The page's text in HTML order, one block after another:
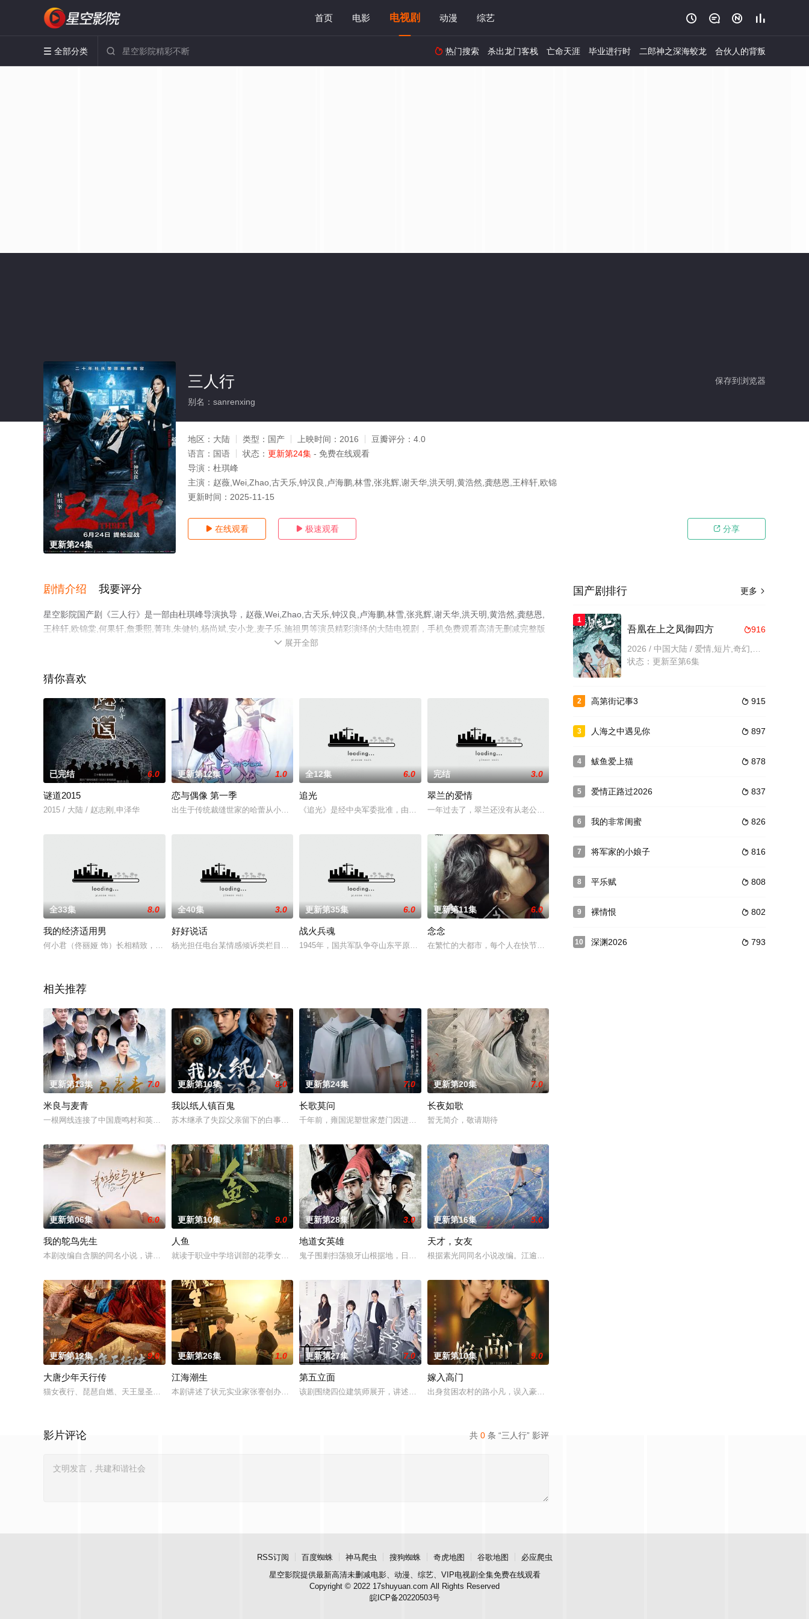
首页 电影 电视剧 动漫 综艺    
 全部分类   热门搜索 杀出龙门客栈 亡命天涯 毕业进行时 二郎神之深海蛟龙 合伙人的背叛
更新第24集
保存到浏览器
三人行
别名：sanrenxing
地区： 大陆 类型： 国产 上映时间： 2016 豆瓣评分： 4.0
语言： 国语 状态： 更新第24集 - 免费在线观看
导演： 杜琪峰
主演： 赵薇,Wei,Zhao,古天乐,钟汉良,卢海鹏,林雪,张兆辉,谢天华,洪天明,黄浩然,龚慈恩,王梓轩,欧锦
更新时间： 2025-11-15
 在线观看  极速观看  分享
剧情介绍 我要评分
星空影院国产剧《三人行》是一部由杜琪峰导演执导，赵薇,Wei,Zhao,古天乐,钟汉良,卢海鹏,林雪,张兆辉,谢天华,洪天明,黄浩然,龚慈恩,
王梓轩,欧锦棠,何果轩,詹秉熙,菁玮,朱健钧,杨尚斌,安小龙,麦子乐,施祖男等演员精彩演绎的大陆电视剧，手机免费观看高清无删减完整版
电视剧全集就上星空电影网，更多相关信息可移步至豆瓣电视剧、电视猫或剧情网等平台了解。
 展开全部
猜你喜欢
已完结 6.0
谜道2015
2015 / 大陆 / 赵志刚,申泽华
更新第12集 1.0
恋与偶像 第一季
出生于传统裁缝世家的哈蕾从小梦想成为芭蕾舞者，可缺少天赋的她始终被周围人认定是“飞不起来的丑小鸭”。机缘巧合下
全12集 6.0
追光
《追光》是经中央军委批准，由中央广播电视总台、中央网信办、中央军委政治工作部联合出品的思想解读类融媒体特别节目
完结 3.0
翠兰的爱情
一年过去了，翠兰还没有从老公因车祸而离去的打击中走出来。翠兰人长得好看，又爽快能干，不免招人惦记
全33集 8.0
我的经济适用男
何小君（佟丽娅 饰）长相精致，气质高雅，着装时尚，大学毕业后在一家大型公司做文案，是一名典型的都市白领。她的男
全40集 3.0
好好说话
杨光担任电台某情感倾诉类栏目主持人已十五年有余，程式化的工作模式及儿时心理阴影导致其无论在工作还是生活中，都拒
更新第35集 6.0
战火兵魂
1945年，国共军队争夺山东平原县。国军45旅排长于成山及士兵秃嘎、曹根被八路军36团俘虏，45旅旅长廖高轩派
更新第11集 6.0
念念
在繁忙的大都市，每个人在快节奏的世界中生活着，繁重的生活重担让他们无瑕估计其他，然而，总有一些阴
相关推荐
更新第13集 7.0
米良与麦青
一根网线连接了中国鹿鸣村和英国牛津，麦香通过视频向米良宣告：婚不结了。鹿鸣村开了锅，村民大骂麦香是叛徒。麦香是
更新第10集 8.0
我以纸人镇百鬼
苏木继承了失踪父亲留下的白事馆，本想低调扎纸维生，却因一具流血的新娘纸人卷入了一场跨越十年的惊天阴谋。这纸人身
更新第24集 7.0
长歌莫问
千年前，雍国泥塑世家楚门因进贡的“十二生肖”离奇流血炸裂，惨遭满门流放，楚父以死鸣冤。楚家大小姐楚梓鸢带着滔天
更新第20集 7.0
长夜如歌
暂无简介，敬请期待
更新第06集 6.0
我的鸵鸟先生
本剧改编自含胭的同名小说，讲述了邻家女孩庞倩（苏晓彤 饰）与童年时因一场意外落下身体残缺的少年顾铭夕（何洛洛
更新第10集 9.0
人鱼
就读于职业中学培训部的花季女生苏琳（黄杨钿甜 饰），虽自小被父母忽视，在艰苦环境中长大，但她始终刻苦学习，憧憬
更新第28集 3.0
地道女英雄
鬼子围剿扫荡狼牙山根据地，日军大队长野田天一、中队长三木武夫等带兵参加围剿。冀中军区损失惨重，袁政委不幸牺牲。
更新第16集 5.0
天才，女友
根据素光同同名小说改编。江逾白长大以后，林知夏忽然对他说：“江逾白，我喜欢你，哲学和生物学意义上的
更新第12集 9.0
大唐少年天行传
猫女夜行、琵琶自燃、天王显圣、少年失踪......长安怪事扎堆？少年神探慕天行携竹马神探社成员横扫诡事，从市井
更新第26集 1.0
江海潮生
本剧讲述了状元实业家张謇创办大生企业，实业报国的故事。甲午战争后，国家蒙羞，张謇虽高中状元，却渴望寻求强国之路
更新第27集 7.0
第五立面
该剧围绕四位建筑师展开，讲述了他们在中意合作项目中面对专业挑战与境外竞争，通过创新实践实现本土设计理念突破的故
更新第10集 9.0
嫁入高门
出身贫困农村的路小凡，误入豪门，成为京城高官家族的入赘女婿。原以为这场婚姻能改变人生，却发现自己
共 0 条 “三人行” 影评
影片评论
更多 
国产剧排行
1
916
吾凰在上之凤御四方
状态：更新至第6集
2  915
高第街记事3
3  897
人海之中遇见你
4  878
鲅鱼爱上猫
5  837
爱情正路过2026
6  826
我的非常闺蜜
7  816
将军家的小娘子
8  808
平乐赋
9  802
裸情恨
10  793
深渊2026
RSS订阅 百度蜘蛛 神马爬虫 搜狗蜘蛛 奇虎地图 谷歌地图
必应爬虫
星空影院提供最新高清未删减电影、动漫、综艺、VIP电视剧全集免费在线观看
Copyright © 2022 17shuyuan.com All Rights Reserved
皖ICP备20220503号